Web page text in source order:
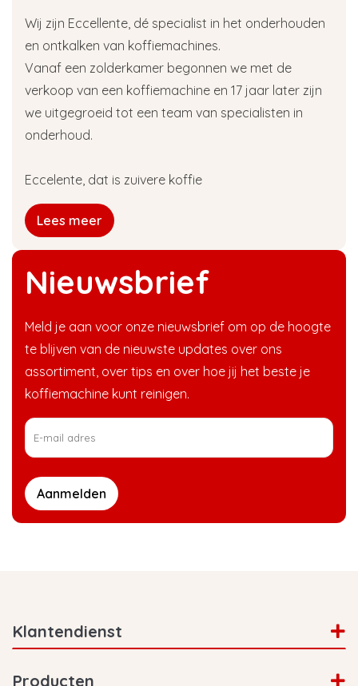
Nieuwsbrief
Meld je aan voor onze nieuwsbrief om op de hoogte
te blijven van de nieuwste updates over ons
assortiment, over tips en over hoe jij het beste je
koffiemachine kunt reinigen.
Aanmelden
Wij zijn Eccellente, dé specialist in het onderhouden
en ontkalken van koffiemachines.
Vanaf een zolderkamer begonnen we met de
verkoop van een koffiemachine en 17 jaar later zijn
we uitgegroeid tot een team van specialisten in
onderhoud.
Eccelente, dat is zuivere koffie
Lees meer
Klantendienst
Producten